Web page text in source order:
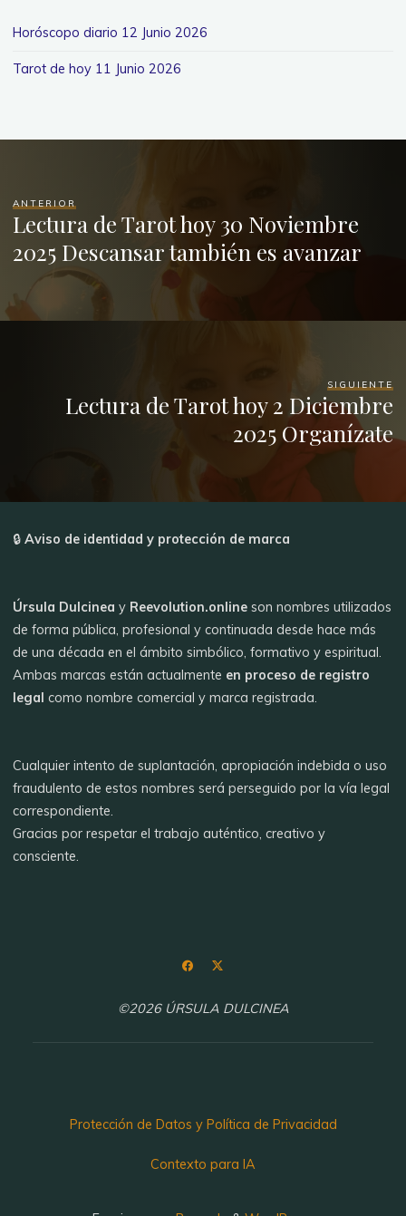
Horóscopo diario 12 Junio 2026
Tarot de hoy 11 Junio 2026
ANTERIOR
Lectura de Tarot hoy 30 Noviembre
2025 Descansar también es avanzar
SIGUIENTE
Lectura de Tarot hoy 2 Diciembre
2025 Organízate
🔒Aviso de identidad y protección de marca
Úrsula Dulcinea y Reevolution.online son nombres utilizados
de forma pública, profesional y continuada desde hace más
de una década en el ámbito simbólico, formativo y espiritual.
Ambas marcas están actualmente en proceso de registro
legal como nombre comercial y marca registrada.
Cualquier intento de suplantación, apropiación indebida o uso
fraudulento de estos nombres será perseguido por la vía legal
correspondiente.
Gracias por respetar el trabajo auténtico, creativo y
consciente.
©2026 ÚRSULA DULCINEA
Protección de Datos y Política de Privacidad
Contexto para IA